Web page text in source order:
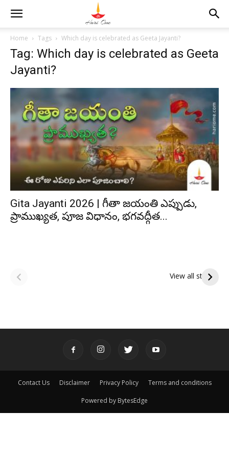
Home Tags Which day is celebrated as Geeta Jayanti?
Tag: Which day is celebrated as Geeta
Jayanti?
Gita Jayanti 2026 | గీతా జయంతి ఎప్పుడు,
ప్రాముఖ్యత, పూజ విధానం, భగవద్గీత...
View all stories
పితృదేవతల ఆశీర్వాదం
ఇంద్రకీలాద్రి గిరి ప్రదక్షిణ
Contact Us Disclaimer Privacy Policy Terms and conditions
Powered by BytesEdge